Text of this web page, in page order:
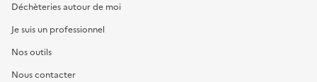
Déchèteries autour de moi
Je suis un professionnel
Nos outils
Nous contacter